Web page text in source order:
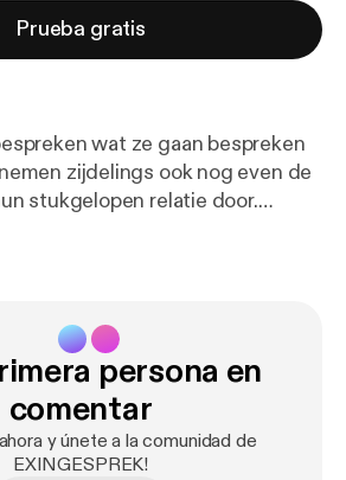
Prueba gratis
wat ze gaan bespreken
zijdelings ook nog even de
stukgelopen relatie door.
Napels dat Daniel furieus op
persona en
comentar
y únete a la comunidad de
EXINGESPREK!